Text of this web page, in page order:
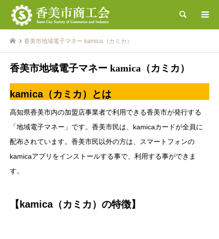
検索
香美市地域電子マネー kamica（カミカ）
香美市地域電子マネー kamica（カミカ）
kamica（カミカ） とは
高知県香美市内の加盟店事業者で利用できる香美市が発行する
「地域電子マネー」です。香美市民は、kamicaカードが全員に
配布されています。香美市民以外の方は、スマートフォンの
kamicaアプリをインストールする事で、利用する事ができま
す。
【kamica（カミカ）の特徴】